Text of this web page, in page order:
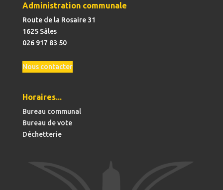
Administration communale
Route de la Rosaire 31
1625 Sâles
026 917 83 50
Nous contacter
Horaires...
Bureau communal
Bureau de vote
Déchetterie